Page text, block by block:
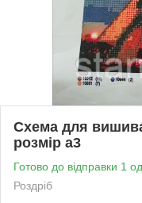
Схема для
розмір а3
Готово до відправки 1 од.
Роздріб